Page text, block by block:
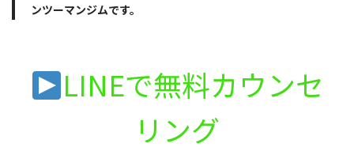
ンツーマンジムです。
LINEで無料カウンセ
リング